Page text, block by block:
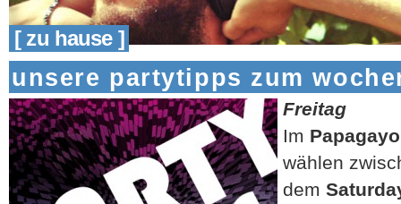
[ zu hause ]
unsere partytipps zum
Freitag
Im
wählen
dem